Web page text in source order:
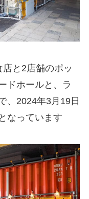
と2店舗のポッ
ドホールと、ラ
、2024年3月19日
なっています